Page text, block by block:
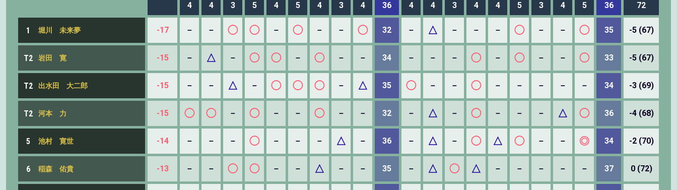
4 4 3 5 4 5 4 3 4 36 4 4 3 4 4 5 3 4 5 36 72
1 堀川 未来夢 -17 － － ◯ ◯ － ◯ － － ◯ 32 － △ － － － ◯ － － ◯ 35 -5 (67)
T2 岩田 寛 -15 － △ － ◯ ◯ － ◯ － － 34 － － － ◯ － ◯ － － ◯ 33 -5 (67)
T2 出水田 大二郎 -15 － － △ － ◯ ◯ ◯ － △ 35 ◯ － － ◯ － － － － － 34 -3 (69)
T2 河本 力 -15 ◯ ◯ － ◯ － － ◯ － － 32 － △ － ◯ － － － △ ◯ 36 -4 (68)
5 池村 寛世 -14 － － － ◯ － － － △ － 36 － △ － ◯ △ ◯ － － ◎ 34 -2 (70)
6 稲森 佑貴 -13 － － ◯ ◯ － － △ － － 35 － △ ◯ △ － － － － － 37 0 (72)